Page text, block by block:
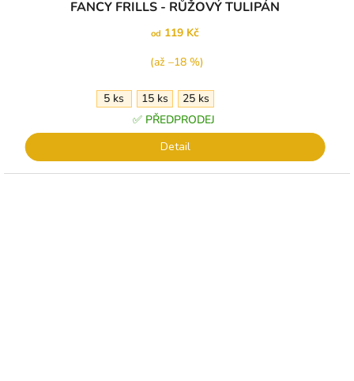
FANCY FRILLS - RŮŽOVÝ TULIPÁN
od 119 Kč
(až –18 %)
5 ks 15 ks
25 ks
✅ PŘEDPRODEJ
Detail